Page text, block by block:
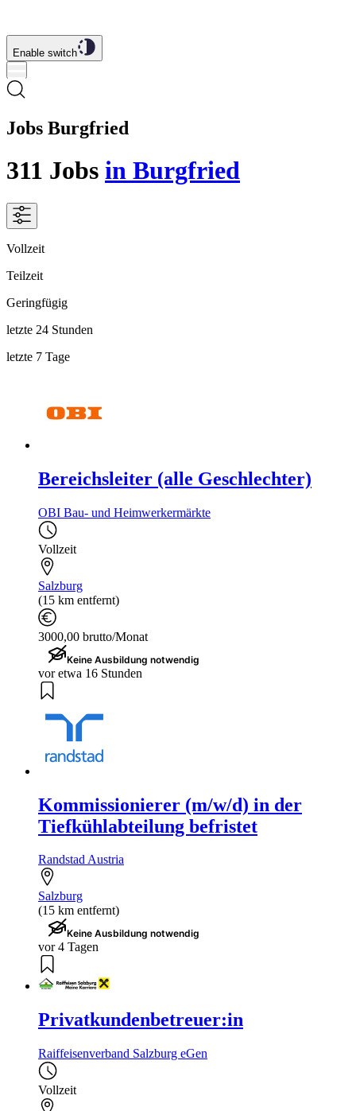
Enable switch
Jobs Burgfried
311 Jobs in Burgfried
Vollzeit
Teilzeit
Geringfügig
letzte 24 Stunden
letzte 7 Tage
Bereichsleiter (alle Geschlechter)
OBI Bau- und Heimwerkermärkte
Vollzeit
Salzburg
(15 km entfernt)
3000,00 brutto/Monat
Keine Ausbildung notwendig
vor etwa 16 Stunden
Kommissionierer (m/w/d) in der
Tiefkühlabteilung befristet
Randstad Austria
Salzburg
(15 km entfernt)
Keine Ausbildung notwendig
vor 4 Tagen
Privatkundenbetreuer:in
Raiffeisenverband Salzburg eGen
Vollzeit